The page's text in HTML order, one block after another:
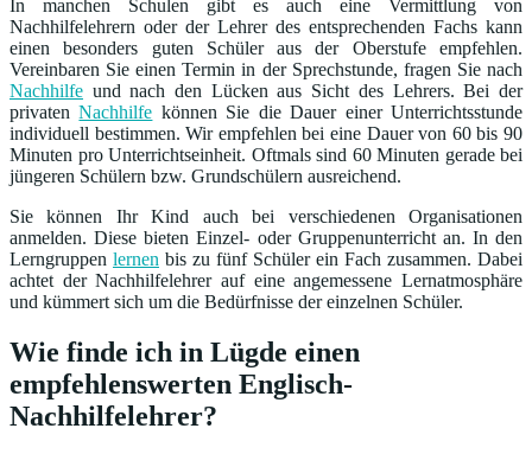
In manchen Schulen gibt es auch eine Vermittlung von
Nachhilfelehrern oder der Lehrer des entsprechenden Fachs kann
einen besonders guten Schüler aus der Oberstufe empfehlen.
Vereinbaren Sie einen Termin in der Sprechstunde, fragen Sie nach
Nachhilfe und nach den Lücken aus Sicht des Lehrers. Bei der
privatenNachhilfe können Sie die Dauer einer Unterrichtsstunde
individuell bestimmen. Wir empfehlen bei eine Dauer von 60 bis 90
Minuten pro Unterrichtseinheit. Oftmals sind 60 Minuten gerade bei
jüngeren Schülern bzw. Grundschülern ausreichend.
Sie können Ihr Kind auch bei verschiedenen Organisationen
anmelden. Diese bieten Einzel- oder Gruppenunterricht an. In den
Lerngruppen lernen bis zu fünf Schüler ein Fach zusammen. Dabei
achtet der Nachhilfelehrer auf eine angemessene Lernatmosphäre
und kümmert sich um die Bedürfnisse der einzelnen Schüler.
Wie finde ich in Lügde einen
empfehlenswerten Englisch-
Nachhilfelehrer?